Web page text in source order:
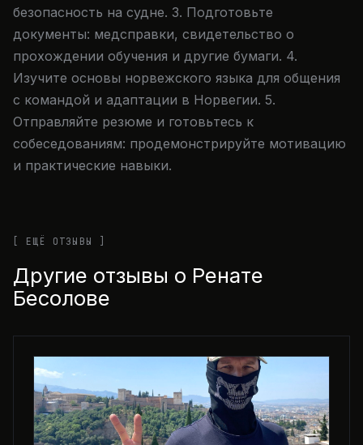
безопасность на судне. 3. Подготовьте
документы: медсправки, свидетельство о
прохождении обучения и другие бумаги. 4.
Изучите основы норвежского языка для общения
с командой и адаптации в Норвегии. 5.
Отправляйте резюме и готовьтесь к
собеседованиям: продемонстрируйте мотивацию
и практические навыки.
[ ЕЩЁ ОТЗЫВЫ ]
Другие отзывы о Ренате
Бесолове